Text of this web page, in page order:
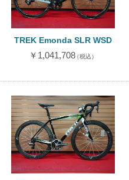
TREK Emonda SLR WSD
￥1,041,708（税込）